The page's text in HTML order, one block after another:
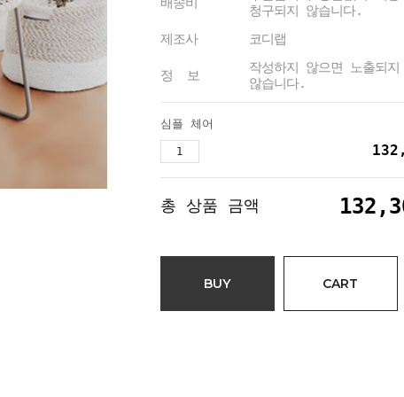
청구되지 않습니다.
제조사
코디랩
정 보
작성하지 않으면 노출되지
않습니다.
심플 체어
총 상품 금액
BUY CART